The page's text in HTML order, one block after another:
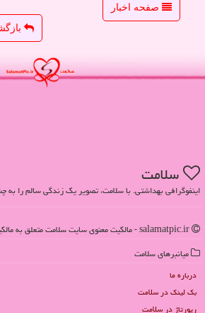
صفحه اخبار
سلامت
اینفوگرافی بهداشتی. با سلامت، تصویر یک زندگی سالم را به
میانبرهای سلامت
درباره ما
بک لینک در سلامت
رپورتاژ در سلامت